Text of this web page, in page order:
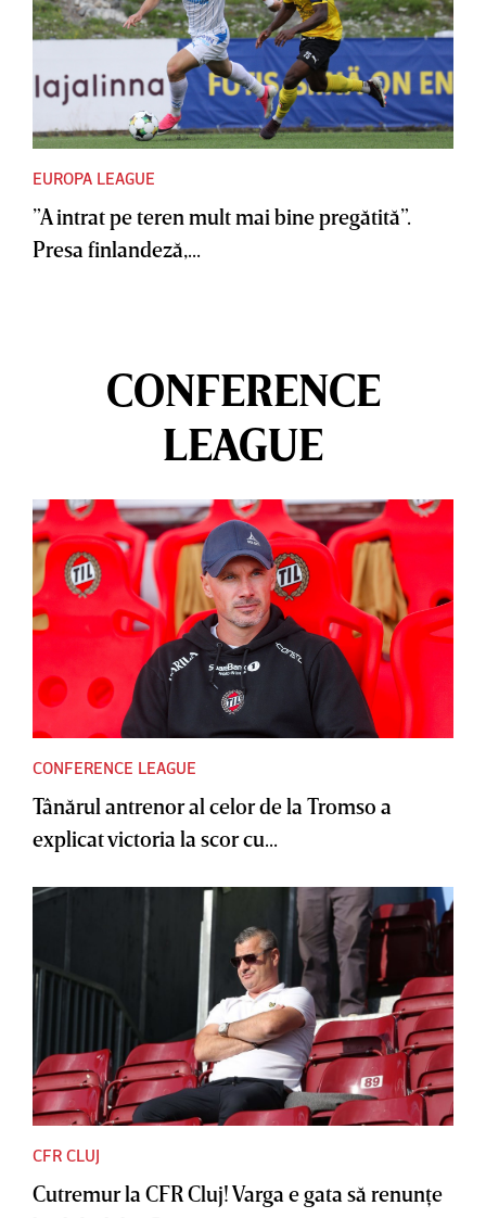
EUROPA LEAGUE
”A intrat pe teren mult mai bine pregătită”.
Presa finlandeză,...
CONFERENCE
LEAGUE
CONFERENCE LEAGUE
Tânărul antrenor al celor de la Tromso a
explicat victoria la scor cu...
CFR CLUJ
Cutremur la CFR Cluj! Varga e gata să renunţe